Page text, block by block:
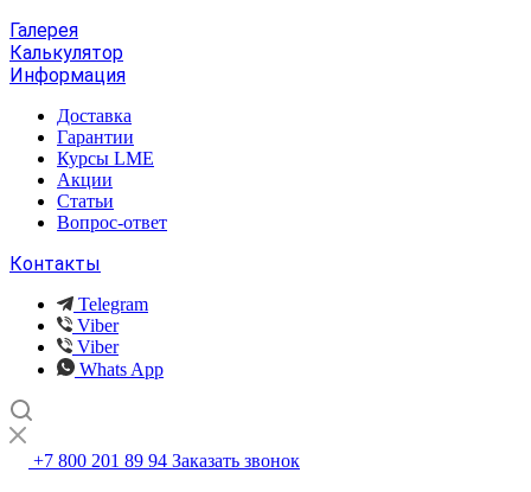
Галерея
Калькулятор
Информация
Доставка
Гарантии
Курсы LME
Акции
Статьи
Вопрос-ответ
Контакты
Telegram
Viber
Viber
Whats App
+7 800 201 89 94 Заказать звонок